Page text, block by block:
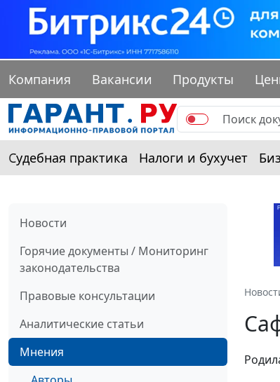
Компания Вакансии Продукты
Судебная практика Налоги и бухучет
Новости
Горячие документы / Мониторинг
законодательства
Правовые консультации
Аналитические статьи
Мнения